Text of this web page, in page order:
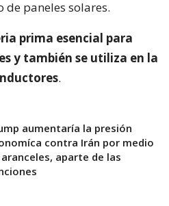
aumentaría la presión
contra Irán por medio
aranceles, aparte de las
la medida busca reducir
extranjeros de
la capacidad
y garantizar el